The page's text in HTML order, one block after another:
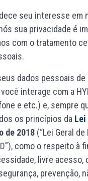
seu interesse
sua privacidade é
com o tratamento
dados pessoais de
interage com a
e etc.) e, sempre
os princípios da Lei
de 2018 (“Lei Geral
como o respeito à
livre acesso,
prevenção,